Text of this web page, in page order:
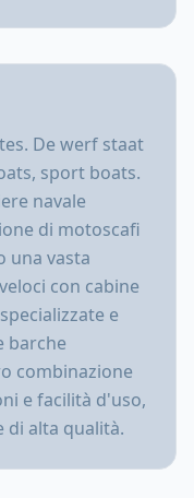
De werf staat
sport boats.
navale
di motoscafi
una vasta
con cabine
e
barche
combinazione
e facilità d'uso,
di alta qualità.